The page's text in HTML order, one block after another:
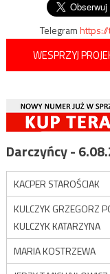
Telegram
WESPRZYJ
Darczyńcy -
KACPER STAROŚCIAK
KULCZYK GRZEGORZ
KULCZYK KATARZYNA
MARIA KOSTRZEWA